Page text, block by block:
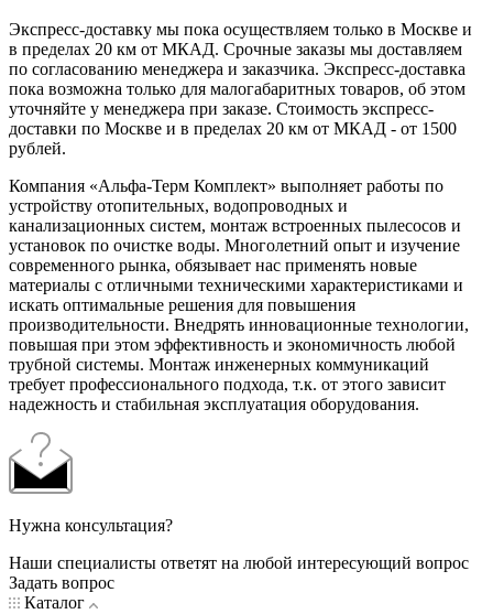
Экспресс-доставку мы пока осуществляем только в Москве и
в пределах 20 км от МКАД. Срочные заказы мы доставляем
по согласованию менеджера и заказчика. Экспресс-доставка
пока возможна только для малогабаритных товаров, об этом
уточняйте у менеджера при заказе. Стоимость экспресс-
доставки по Москве и в пределах 20 км от МКАД - от 1500
рублей.
Компания «Альфа-Терм Комплект» выполняет работы по
устройству отопительных, водопроводных и
канализационных систем, монтаж встроенных пылесосов и
установок по очистке воды. Многолетний опыт и изучение
современного рынка, обязывает нас применять новые
материалы с отличными техническими характеристиками и
искать оптимальные решения для повышения
производительности. Внедрять инновационные технологии,
повышая при этом эффективность и экономичность любой
трубной системы. Монтаж инженерных коммуникаций
требует профессионального подхода, т.к. от этого зависит
надежность и стабильная эксплуатация оборудования.
Нужна консультация?
Наши специалисты ответят на любой интересующий вопрос
Задать вопрос
Каталог